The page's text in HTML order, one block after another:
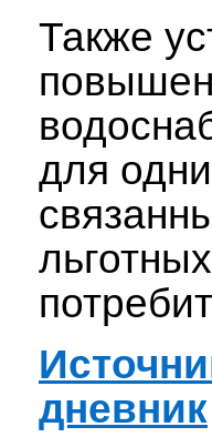
Также
для
дневник